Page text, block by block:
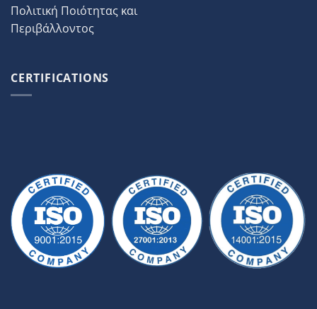
Πολιτική Ποιότητας και
Περιβάλλοντος
CERTIFICATIONS